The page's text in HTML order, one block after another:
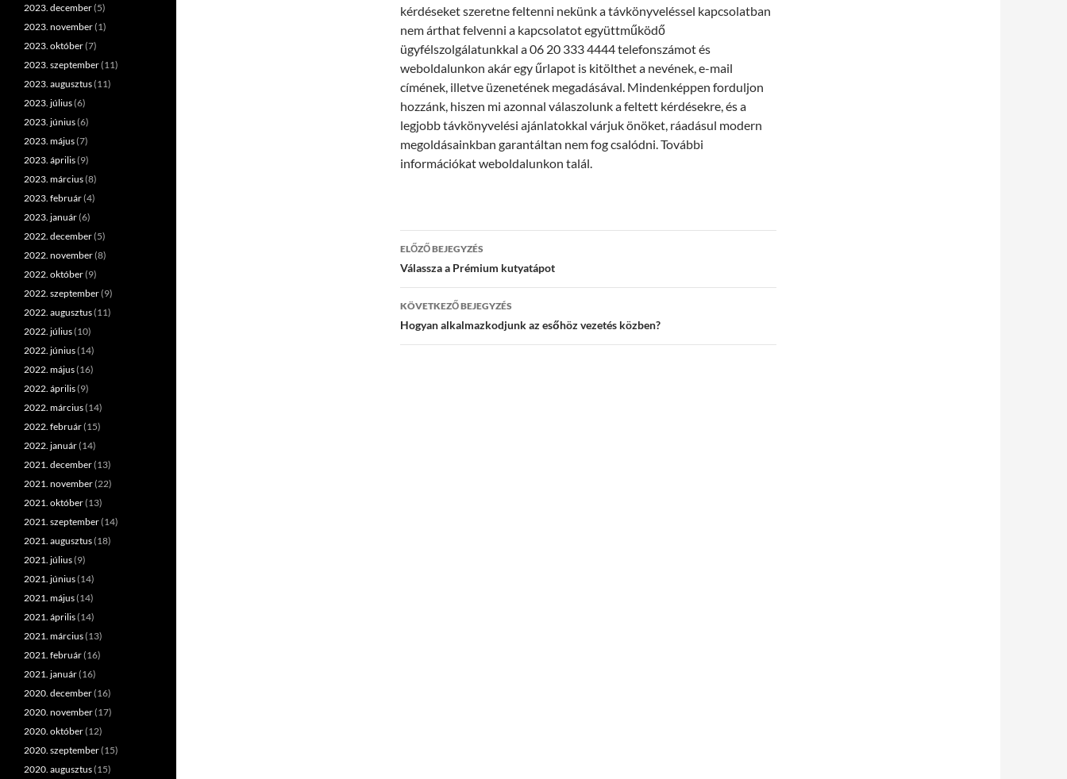
kérdéseket szeretne feltenni nekünk a távkönyveléssel kapcsolatban
nem árthat felvenni a kapcsolatot együttműködő
ügyfélszolgálatunkkal a 06 20 333 4444 telefonszámot és
weboldalunkon akár egy űrlapot is kitölthet a nevének, e-mail
címének, illetve üzenetének megadásával. Mindenképpen forduljon
hozzánk, hiszen mi azonnal válaszolunk a feltett kérdésekre, és a
legjobb távkönyvelési ajánlatokkal várjuk önöket, ráadásul modern
megoldásainkban garantáltan nem fog csalódni. További
információkat weboldalunkon talál.
Bejegyzések
navigációja
ELŐZŐ BEJEGYZÉS
Válassza a Prémium kutyatápot
KÖVETKEZŐ BEJEGYZÉS
Hogyan alkalmazkodjunk az esőhöz vezetés közben?
2023. december(5)
2023. november(1)
2023. október(7)
2023. szeptember(11)
2023. augusztus(11)
2023. július(6)
2023. június(6)
2023. május(7)
2023. április(9)
2023. március(8)
2023. február(4)
2023. január(6)
2022. december(5)
2022. november(8)
2022. október(9)
2022. szeptember(9)
2022. augusztus(11)
2022. július(10)
2022. június(14)
2022. május(16)
2022. április(9)
2022. március(14)
2022. február(15)
2022. január(14)
2021. december(13)
2021. november(22)
2021. október(13)
2021. szeptember(14)
2021. augusztus(18)
2021. július(9)
2021. június(14)
2021. május(14)
2021. április(14)
2021. március(13)
2021. február(16)
2021. január(16)
2020. december(16)
2020. november(17)
2020. október(12)
2020. szeptember(15)
2020. augusztus(15)